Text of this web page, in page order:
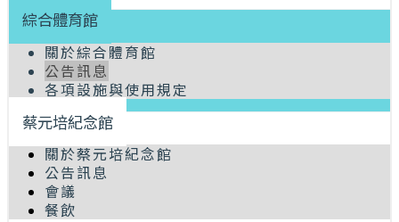
綜合體育館
關於綜合體育館
公告訊息
各項設施與使用規定
蔡元培紀念館
關於蔡元培紀念館
公告訊息
會議
餐飲